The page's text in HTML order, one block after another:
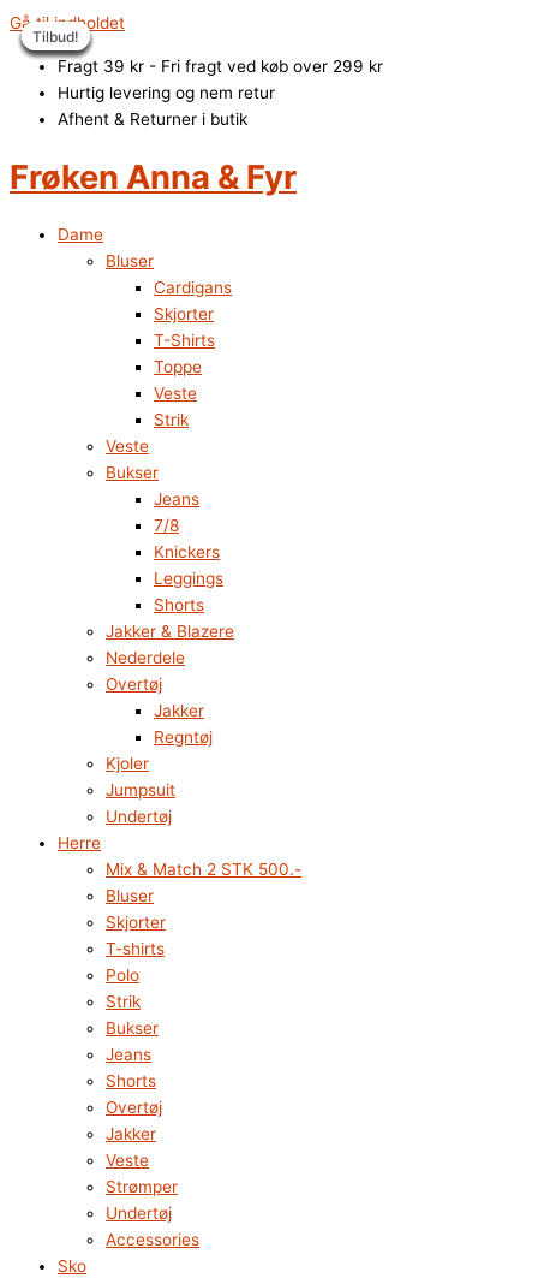
Gå til indholdet
Fragt 39 kr - Fri fragt ved køb over 299 kr
Hurtig levering og nem retur
Afhent & Returner i butik
Frøken Anna & Fyr
Dame
Bluser
Cardigans
Skjorter
T-Shirts
Toppe
Veste
Strik
Veste
Bukser
Jeans
7/8
Knickers
Leggings
Shorts
Jakker & Blazere
Nederdele
Overtøj
Jakker
Regntøj
Kjoler
Jumpsuit
Undertøj
Herre
Mix & Match 2 STK 500.-
Bluser
Skjorter
T-shirts
Polo
Strik
Bukser
Jeans
Shorts
Overtøj
Jakker
Veste
Strømper
Undertøj
Accessories
Sko
Tilbud!
Tilbud!
Tilbud!
Tilbud!
Tilbud!
Tilbud!
Tilbud!
Tilbud!